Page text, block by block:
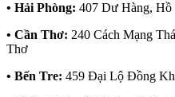
• Hải Phòng: 407 Dư Hàng, Hồ
• Cần Thơ: 240 Cách Mạng
Thơ
• Bến Tre: 459 Đại Lộ Đồng